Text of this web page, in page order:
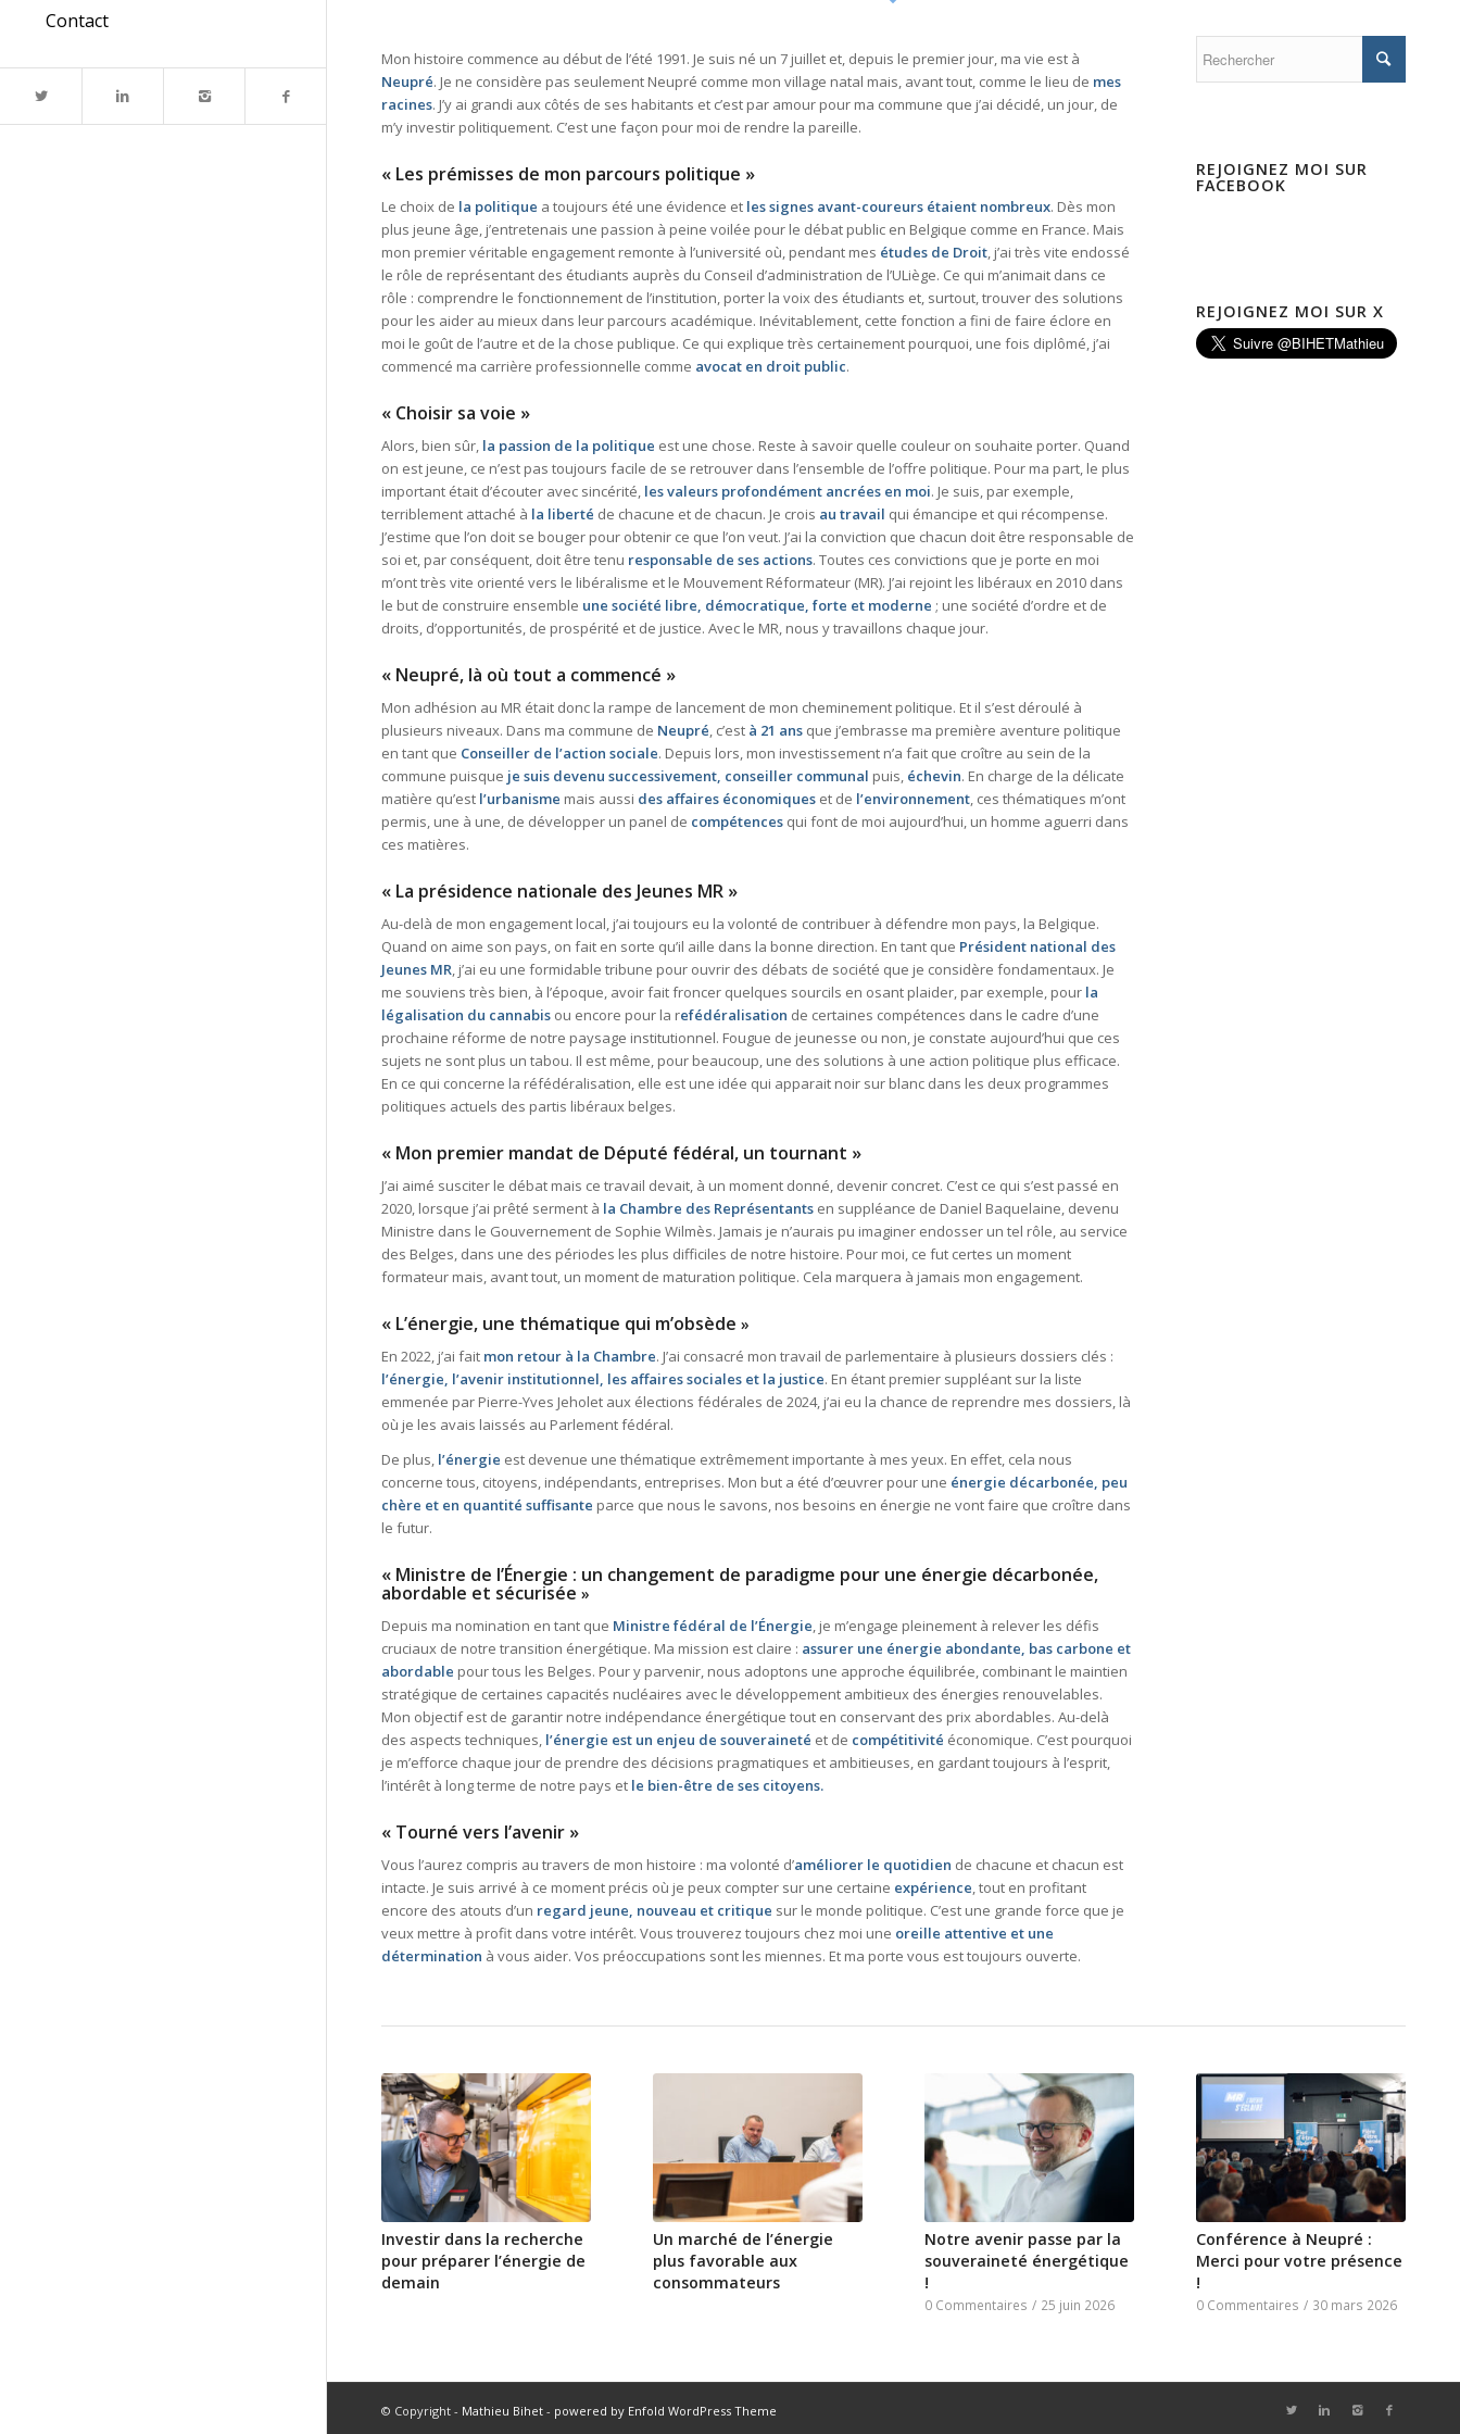
Contact
Mon histoire commence au début de l’été 1991. Je suis né un 7 juillet et, depuis le premier jour, ma vie est à
Neupré. Je ne considère pas seulement Neupré comme mon village natal mais, avant tout, comme le lieu de mes
racines. J’y ai grandi aux côtés de ses habitants et c’est par amour pour ma commune que j’ai décidé, un jour, de
m’y investir politiquement. C’est une façon pour moi de rendre la pareille.
« Les prémisses de mon parcours politique »
Le choix de la politique a toujours été une évidence et les signes avant-coureurs étaient nombreux. Dès mon
plus jeune âge, j’entretenais une passion à peine voilée pour le débat public en Belgique comme en France. Mais
mon premier véritable engagement remonte à l’université où, pendant mes études de Droit, j’ai très vite endossé
le rôle de représentant des étudiants auprès du Conseil d’administration de l’ULiège. Ce qui m’animait dans ce
rôle : comprendre le fonctionnement de l’institution, porter la voix des étudiants et, surtout, trouver des solutions
pour les aider au mieux dans leur parcours académique. Inévitablement, cette fonction a fini de faire éclore en
moi le goût de l’autre et de la chose publique. Ce qui explique très certainement pourquoi, une fois diplômé, j’ai
commencé ma carrière professionnelle comme avocat en droit public.
« Choisir sa voie »
Alors, bien sûr, la passion de la politique est une chose. Reste à savoir quelle couleur on souhaite porter. Quand
on est jeune, ce n’est pas toujours facile de se retrouver dans l’ensemble de l’offre politique. Pour ma part, le plus
important était d’écouter avec sincérité, les valeurs profondément ancrées en moi. Je suis, par exemple,
terriblement attaché à la liberté de chacune et de chacun. Je crois au travail qui émancipe et qui récompense.
J’estime que l’on doit se bouger pour obtenir ce que l’on veut. J’ai la conviction que chacun doit être responsable de
soi et, par conséquent, doit être tenu responsable de ses actions. Toutes ces convictions que je porte en moi
m’ont très vite orienté vers le libéralisme et le Mouvement Réformateur (MR). J’ai rejoint les libéraux en 2010 dans
le but de construire ensemble une société libre, démocratique, forte et moderne ; une société d’ordre et de
droits, d’opportunités, de prospérité et de justice. Avec le MR, nous y travaillons chaque jour.
« Neupré, là où tout a commencé »
Mon adhésion au MR était donc la rampe de lancement de mon cheminement politique. Et il s’est déroulé à
plusieurs niveaux. Dans ma commune de Neupré, c’est à 21 ans que j’embrasse ma première aventure politique
en tant que Conseiller de l’action sociale. Depuis lors, mon investissement n’a fait que croître au sein de la
commune puisque je suis devenu successivement, conseiller communal puis, échevin. En charge de la délicate
matière qu’est l’urbanisme mais aussi des affaires économiques et de l’environnement, ces thématiques m’ont
permis, une à une, de développer un panel de compétences qui font de moi aujourd’hui, un homme aguerri dans
ces matières.
« La présidence nationale des Jeunes MR »
Au-delà de mon engagement local, j’ai toujours eu la volonté de contribuer à défendre mon pays, la Belgique.
Quand on aime son pays, on fait en sorte qu’il aille dans la bonne direction. En tant que Président national des
Jeunes MR, j’ai eu une formidable tribune pour ouvrir des débats de société que je considère fondamentaux. Je
me souviens très bien, à l’époque, avoir fait froncer quelques sourcils en osant plaider, par exemple, pour la
légalisation du cannabis ou encore pour la refédéralisation de certaines compétences dans le cadre d’une
prochaine réforme de notre paysage institutionnel. Fougue de jeunesse ou non, je constate aujourd’hui que ces
sujets ne sont plus un tabou. Il est même, pour beaucoup, une des solutions à une action politique plus efficace.
En ce qui concerne la réfédéralisation, elle est une idée qui apparait noir sur blanc dans les deux programmes
politiques actuels des partis libéraux belges.
« Mon premier mandat de Député fédéral, un tournant »
J’ai aimé susciter le débat mais ce travail devait, à un moment donné, devenir concret. C’est ce qui s’est passé en
2020, lorsque j’ai prêté serment à la Chambre des Représentants en suppléance de Daniel Baquelaine, devenu
Ministre dans le Gouvernement de Sophie Wilmès. Jamais je n’aurais pu imaginer endosser un tel rôle, au service
des Belges, dans une des périodes les plus difficiles de notre histoire. Pour moi, ce fut certes un moment
formateur mais, avant tout, un moment de maturation politique. Cela marquera à jamais mon engagement.
« L’énergie, une thématique qui m’obsède »
En 2022, j’ai fait mon retour à la Chambre. J’ai consacré mon travail de parlementaire à plusieurs dossiers clés :
l’énergie, l’avenir institutionnel, les affaires sociales et la justice. En étant premier suppléant sur la liste
emmenée par Pierre-Yves Jeholet aux élections fédérales de 2024, j’ai eu la chance de reprendre mes dossiers, là
où je les avais laissés au Parlement fédéral.
De plus, l’énergie est devenue une thématique extrêmement importante à mes yeux. En effet, cela nous
concerne tous, citoyens, indépendants, entreprises. Mon but a été d’œuvrer pour une énergie décarbonée, peu
chère et en quantité suffisante parce que nous le savons, nos besoins en énergie ne vont faire que croître dans
le futur.
« Ministre de l’Énergie : un changement de paradigme pour une énergie décarbonée,
abordable et sécurisée »
Depuis ma nomination en tant que Ministre fédéral de l’Énergie, je m’engage pleinement à relever les défis
cruciaux de notre transition énergétique. Ma mission est claire : assurer une énergie abondante, bas carbone et
abordable pour tous les Belges. Pour y parvenir, nous adoptons une approche équilibrée, combinant le maintien
stratégique de certaines capacités nucléaires avec le développement ambitieux des énergies renouvelables.
Mon objectif est de garantir notre indépendance énergétique tout en conservant des prix abordables. Au-delà
des aspects techniques, l’énergie est un enjeu de souveraineté et de compétitivité économique. C’est pourquoi
je m’efforce chaque jour de prendre des décisions pragmatiques et ambitieuses, en gardant toujours à l’esprit,
l’intérêt à long terme de notre pays et le bien-être de ses citoyens.
« Tourné vers l’avenir »
Vous l’aurez compris au travers de mon histoire : ma volonté d’améliorer le quotidien de chacune et chacun est
intacte. Je suis arrivé à ce moment précis où je peux compter sur une certaine expérience, tout en profitant
encore des atouts d’un regard jeune, nouveau et critique sur le monde politique. C’est une grande force que je
veux mettre à profit dans votre intérêt. Vous trouverez toujours chez moi une oreille attentive et une
détermination à vous aider. Vos préoccupations sont les miennes. Et ma porte vous est toujours ouverte.
REJOIGNEZ MOI SUR
FACEBOOK
REJOIGNEZ MOI SUR X
Investir dans la recherche
pour préparer l’énergie de
demain
Un marché de l’énergie
plus favorable aux
consommateurs
Notre avenir passe par la
souveraineté énergétique
!
0 Commentaires / 25 juin 2026
Conférence à Neupré :
Merci pour votre présence
!
0 Commentaires / 30 mars 2026
© Copyright - Mathieu Bihet - powered by Enfold WordPress Theme